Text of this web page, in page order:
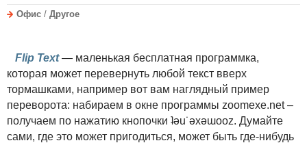
Офис / Другое
Flip Text— маленькая бесплатная программка,
которая может перевернуть любой текст вверх
тормашками, например вот вам наглядный пример
переворота: набираем в окне программы zoomexe.net –
получаем по нажатию кнопочки ʇǝu˙ǝxǝɯooz. Думайте
сами, где это может пригодиться, может быть где-нибудь